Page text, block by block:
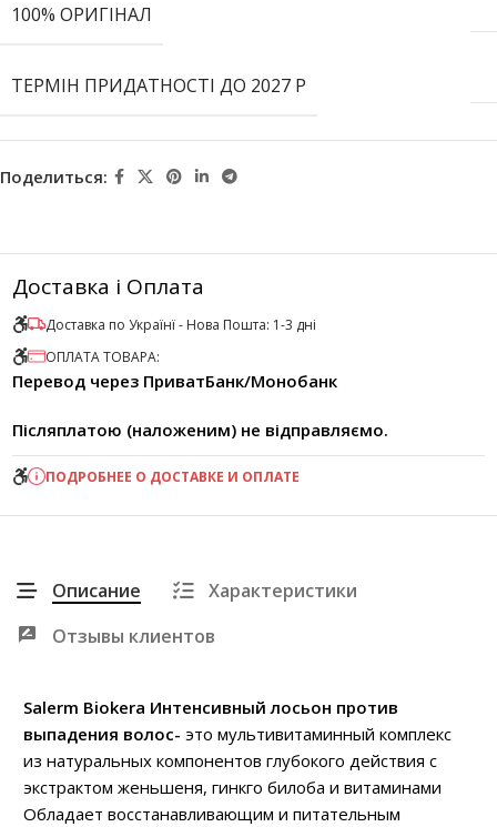
100% ОРИГІНАЛ
ТЕРМІН ПРИДАТНОСТІ ДО 2027 Р
Поделиться:
Доставка і Оплата
Доставка по Українї - Нова Пошта: 1-3 дні
ОПЛАТА ТОВАРА:
Перевод через ПриватБанк/Монобанк
Післяплатою (наложеним) не відправляємо.
ПОДРОБНЕЕ О ДОСТАВКЕ И ОПЛАТЕ
Описание
Характеристики
Отзывы клиентов
Salerm Biokera Интенсивный лосьон против
выпадения волос- это мультивитаминный комплекс
из натуральных компонентов глубокого действия с
экстрактом женьшеня, гинкго билоба и витаминами
Обладает восстанавливающим и питательным